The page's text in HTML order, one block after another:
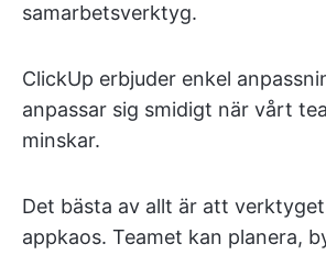
samarbetsverktyg.
ClickUp erbjuder enkel
anpassar sig smidigt när vårt
minskar.
Det bästa av allt är att
appkaos. Teamet kan planera,